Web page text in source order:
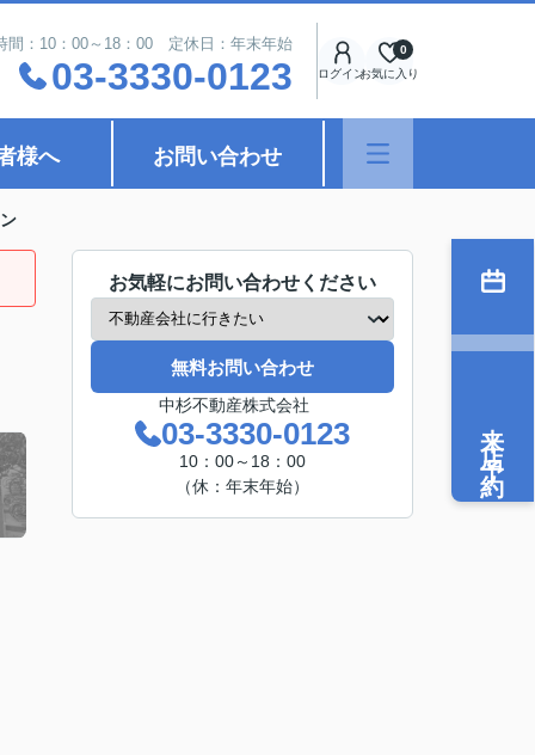
間：10：00～18：00 定休日：年末年始
03-3330-0123 ログインお気に入り
0
様へ お問い合わせ
お気軽にお問い合わせください
無料お問い合わせ
中杉不動産株式会社
03-3330-0123
10：00～18：00
（休：年末年始）
来店予約